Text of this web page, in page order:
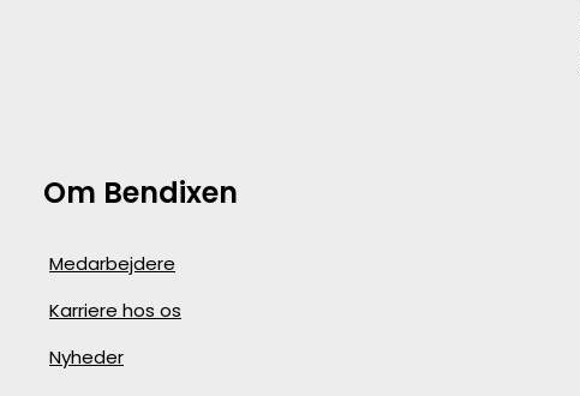
Om Bendixen
Medarbejdere
Karriere hos os
Nyheder